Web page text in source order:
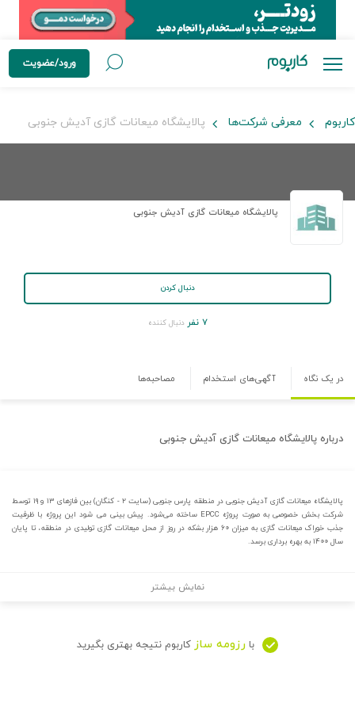
ورود/عضویت
کاربوم معرفی شرکت‌ها پالایشگاه میعانات گازی آدیش جنوبی
پالایشگاه میعانات گازی آدیش جنوبی
دنبال کردن
۷ نفر دنبال کننده
در یک نگاه آگهی‌های استخدام مصاحبه‌ها
درباره پالایشگاه میعانات گازی آدیش جنوبی
پالایشگاه میعانات گازی آدیش جنوبی در منطقه پارس جنوبی (سایت ۲ - کنگان) بین فازهای ۱۳ و ۱۹ توسط
شرکت‌ بخش‌ خصوصی به صورت پروژه EPCC ساخته می‌شود. پیش بینی می شود این پروژه با ظرفیت
جذب خوراک میعانات گازی به میزان ۶۰ هزار بشکه در روز از محل میعانات گازی تولیدی در منطقه، تا پایان
سال ۱۴۰۰ به بهره برداری برسد.
نمایش بیشتر
با رزومه ساز کاربوم نتیجه بهتری بگیرید